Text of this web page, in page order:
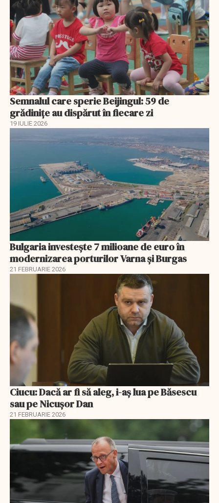
Semnalul care sperie Beijingul: 59 de
grădinițe au dispărut în fiecare zi
19 IULIE 2026
Bulgaria investește 7 milioane de euro în
modernizarea porturilor Varna și Burgas
21 FEBRUARIE 2026
Ciucu: Dacă ar fi să aleg, i-aș lua pe Băsescu
sau pe Nicușor Dan
21 FEBRUARIE 2026